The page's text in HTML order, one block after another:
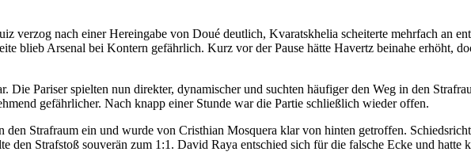
verzog nach einer Hereingabe von Doué deutlich, Kvaratskhelia scheiterte mehrfach an
blieb Arsenal bei Kontern gefährlich. Kurz vor der Pause hätte Havertz beinahe erhöht,
Pariser spielten nun direkter, dynamischer und suchten häufiger den Weg in den
gefährlicher. Nach knapp einer Stunde war die Partie schließlich wieder offen.
Strafraum ein und wurde von Cristhian Mosquera klar von hinten getroffen.
den Strafstoß souverän zum 1:1. David Raya entschied sich für die falsche Ecke und hatte